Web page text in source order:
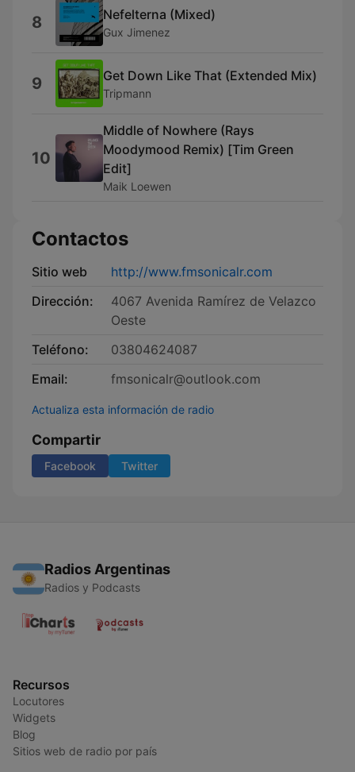
8 Nefelterna (Mixed)
Gux Jimenez
9 Get Down Like That (Extended Mix)
Tripmann
10
Middle of Nowhere (Rays
Moodymood Remix) [Tim Green
Edit]
Maik Loewen
Contactos
Sitio web
http://www.fmsonicalr.com
Dirección:
4067 Avenida Ramírez de Velazco
Oeste
Teléfono:
03804624087
Email:
fmsonicalr@outlook.com
Actualiza esta información de radio
Compartir
Facebook Twitter
Radios Argentinas
Radios y Podcasts
Recursos
Locutores
Widgets
Blog
Sitios web de radio por país